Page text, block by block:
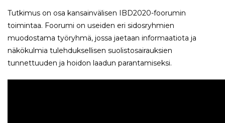
Tutkimus on osa kansainvälisen IBD2020-foorumin
toimintaa. Foorumi on useiden eri sidosryhmien
muodostama työryhmä, jossa jaetaan informaatiota ja
näkökulmia tulehduksellisen suolistosairauksien
tunnettuuden ja hoidon laadun parantamiseksi.